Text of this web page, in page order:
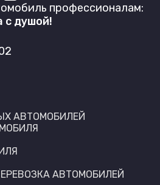
профессионалам:
с душой!
АВТОМОБИЛЕЙ
АВТОМОБИЛЕЙ